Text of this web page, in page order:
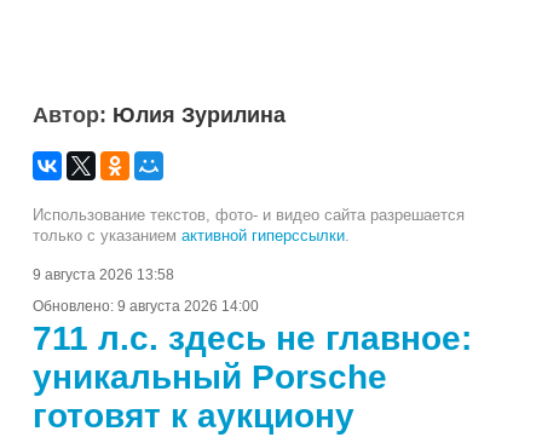
Автор: Юлия Зурилина
Использование текстов, фото- и видео сайта разрешается
только с указанием активной гиперссылки.
9 августа 2026 13:58
Обновлено: 9 августа 2026 14:00
711 л.с. здесь не главное:
уникальный Porsche
готовят к аукциону